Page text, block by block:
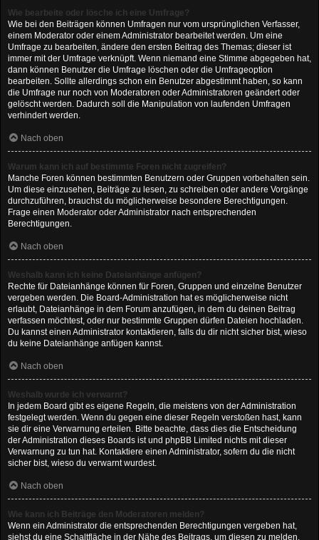
Wie bearbeite oder lösche ich eine Umfrage?
Wie bei den Beiträgen können Umfragen nur vom ursprünglichen Verfasser,
einem Moderator oder einem Administrator bearbeitet werden. Um eine
Umfrage zu bearbeiten, ändere den ersten Beitrag des Themas; dieser ist
immer mit der Umfrage verknüpft. Wenn niemand eine Stimme abgegeben hat,
dann können Benutzer die Umfrage löschen oder die Umfrageoption
bearbeiten. Sollte allerdings schon ein Benutzer abgestimmt haben, so kann
die Umfrage nur noch von Moderatoren oder Administratoren geändert oder
gelöscht werden. Dadurch soll die Manipulation von laufenden Umfragen
verhindert werden.
Nach oben
Warum kann ich auf bestimmte Foren nicht zugreifen?
Manche Foren können bestimmten Benutzern oder Gruppen vorbehalten sein.
Um diese einzusehen, Beiträge zu lesen, zu schreiben oder andere Vorgänge
durchzuführen, brauchst du möglicherweise besondere Berechtigungen.
Frage einen Moderator oder Administrator nach entsprechenden
Berechtigungen.
Nach oben
Weshalb kann ich keine Dateianhänge anfügen?
Rechte für Dateianhänge können für Foren, Gruppen und einzelne Benutzer
vergeben werden. Die Board-Administration hat es möglicherweise nicht
erlaubt, Dateianhänge in dem Forum anzufügen, in dem du deinen Beitrag
verfassen möchtest, oder nur bestimmte Gruppen dürfen Dateien hochladen.
Du kannst einen Administrator kontaktieren, falls du dir nicht sicher bist, wieso
du keine Dateianhänge anfügen kannst.
Nach oben
Weshalb wurde ich verwarnt?
In jedem Board gibt es eigene Regeln, die meistens von der Administration
festgelegt werden. Wenn du gegen eine dieser Regeln verstoßen hast, kann
sie dir eine Verwarnung erteilen. Bitte beachte, dass dies die Entscheidung
der Administration dieses Boards ist und phpBB Limited nichts mit dieser
Verwarnung zu tun hat. Kontaktiere einen Administrator, sofern du die nicht
sicher bist, wieso du verwarnt wurdest.
Nach oben
Wie kann ich Beiträge den Moderatoren melden?
Wenn ein Administrator die entsprechenden Berechtigungen vergeben hat,
siehst du eine Schaltfläche in der Nähe des Beitrags, um diesen zu melden.